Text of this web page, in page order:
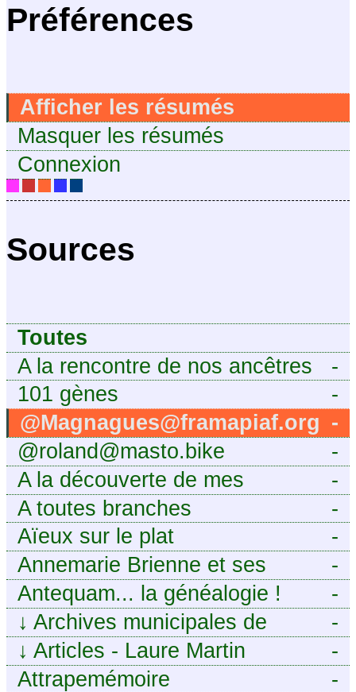
Préférences
Afficher les résumés
Masquer les résumés
Connexion
Sources
Toutes
-
A la rencontre de nos ancêtres
-
101 gènes
-
@Magnagues@framapiaf.org
-
@roland@masto.bike
-
A la découverte de mes
ancêtres
-
A toutes branches
-
Aïeux sur le plat
-
Annemarie Brienne et ses
challenges de A à Z
-
Antequam... la généalogie !
-
↓ Archives municipales de
Montpellier
-
↓ Articles - Laure Martin
-
Attrapemémoire